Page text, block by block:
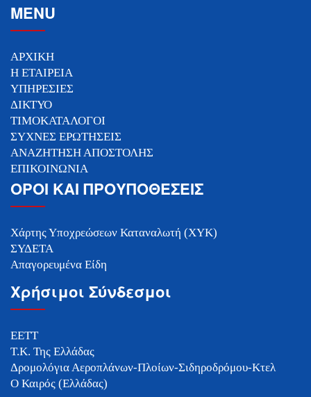
MENU
ΑΡΧΙΚΗ
Η ΕΤΑΙΡΕΙΑ
ΥΠΗΡΕΣΙΕΣ
ΔΙΚΤΥΟ
ΤΙΜΟΚΑΤΑΛΟΓΟΙ
ΣΥΧΝΕΣ ΕΡΩΤΗΣΕΙΣ
ΑΝΑΖΗΤΗΣΗ ΑΠΟΣΤΟΛΗΣ
ΕΠΙΚΟΙΝΩΝΙΑ
ΟΡΟΙ ΚΑΙ ΠΡΟΥΠΟΘΕΣΕΙΣ
Χάρτης Υποχρεώσεων Καταναλωτή (ΧΥΚ)
ΣΥΔΕΤΑ
Απαγορευμένα Είδη
Χρήσιμοι Σύνδεσμοι
ΕΕΤΤ
Τ.Κ. Της Ελλάδας
Δρομολόγια Αεροπλάνων-Πλοίων-Σιδηροδρόμου-Κτελ
Ο Καιρός (Ελλάδας)